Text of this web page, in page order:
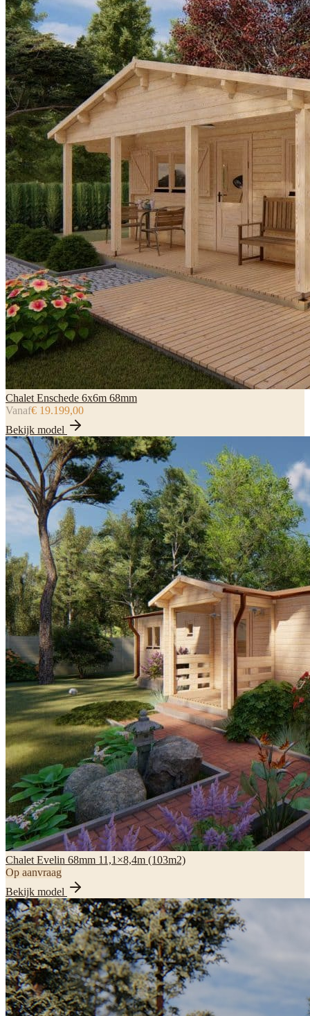
Chalet Enschede 6x6m 68mm
Vanaf€ 19.199,00
Bekijk model
Chalet Evelin 68mm 11,1×8,4m (103m2)
Op aanvraag
Bekijk model